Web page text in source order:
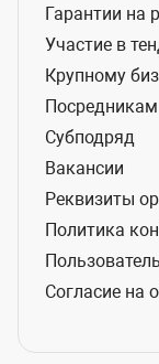
Гарантии на
Участие в
Крупному
Посредникам
Субподряд
Вакансии
Реквизиты
Политика
Согласие на